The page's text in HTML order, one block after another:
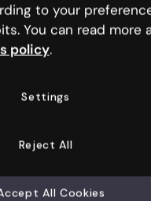
esthétiques
to your
You can read more
policy.
Settings
Reject All
All Cookies